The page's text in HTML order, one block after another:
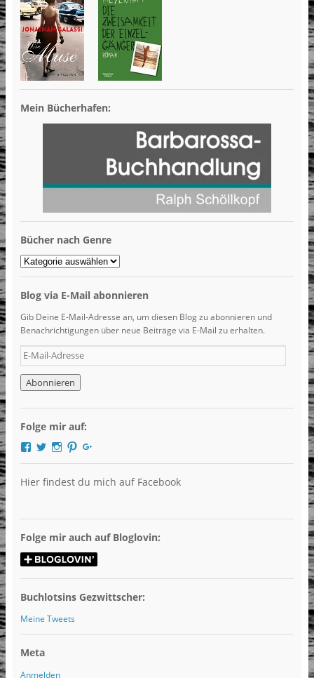
Mein Bücherhafen:
Bücher nach Genre
Bücher
nach
Blog via E-Mail abonnieren
Gib Deine E-Mail-Adresse an, um diesen Blog zu abonnieren und
Benachrichtigungen über neue Beiträge via E-Mail zu erhalten.
E-
Mail-
Adresse
Folge mir auf:
Profil
auf
Profil
auf
Profil
auf
Profil
auf Holly
Hier findest du mich auf Facebook
Folge mir auch auf Bloglovin:
Buchlotsins Gezwittscher:
Meine Tweets
Meta
Anmelden